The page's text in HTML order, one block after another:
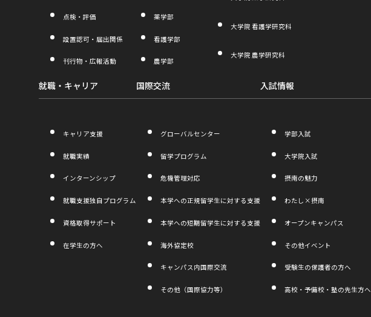
点検・評価
設置認可・届出関係
刊行物・広報活動
薬学部
看護学部
農学部
大学院 看護学研究科
大学院 農学研究科
就職・キャリア
キャリア支援
就職実績
インターンシップ
就職支援独自プログラム
資格取得サポート
在学生の方へ
国際交流
グローバルセンター
留学プログラム
危機管理対応
本学への正規留学生に対する支援
本学への短期留学生に対する支援
海外協定校
キャンパス内国際交流
その他（国際協力等）
入試情報
学部入試
大学院入試
摂南の魅力
わたし×摂南
外
サ
ト
別
オープンキャンパス
その他イベント
受験生の保護者の方へ
高校・予備校・塾の先生方へ